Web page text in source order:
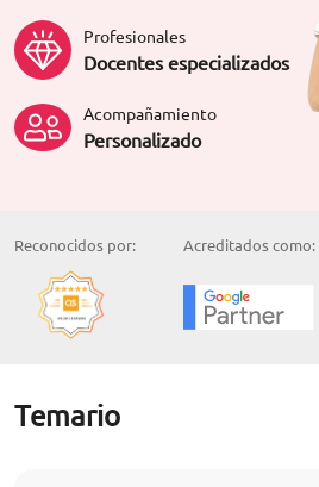
Profesionales
Docentes especializados
Acompañamiento
Personalizado
Reconocidos por: Acreditados como:
Temario